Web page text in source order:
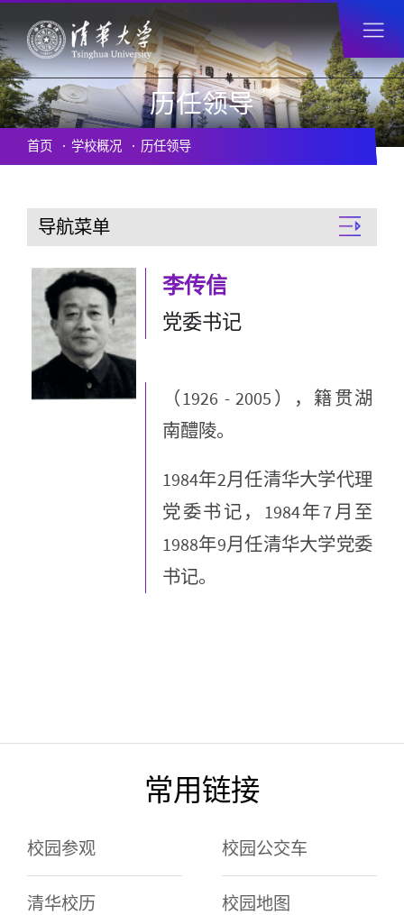
历任领导
首页 学校概况 历任领导
导航菜单
李传信
党委书记
（1926 - 2005），籍贯湖
南醴陵。
1984年2月任清华大学代理
党委书记，1984年7月至
1988年9月任清华大学党委
书记。
常用链接
校园参观 校园公交车
清华校历 校园地图